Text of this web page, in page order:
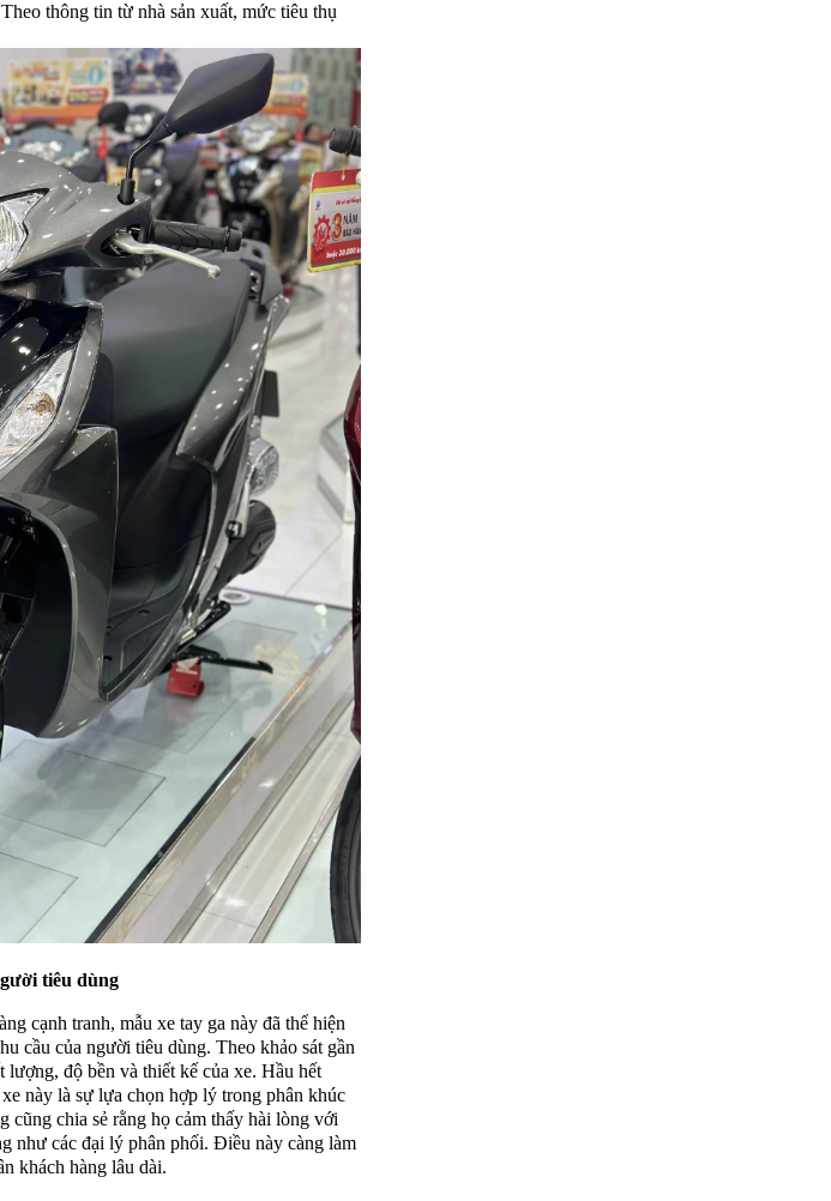
thông tin từ nhà sản xuất, mức tiêu thụ
tiêu dùng
cạnh tranh, mẫu xe tay ga này đã thể hiện
cầu của người tiêu dùng. Theo khảo sát gần
độ bền và thiết kế của xe. Hầu hết
này là sự lựa chọn hợp lý trong phân khúc
cũng chia sẻ rằng họ cảm thấy hài lòng với
như các đại lý phân phối. Điều này càng làm
khách hàng lâu dài.